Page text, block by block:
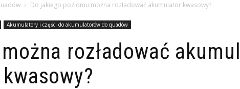
Do jakiego poziomu można rozładować akumulator kwasowy?
Akumulatory i części do akumulatorów do quadów
rozładować
kwasowy?